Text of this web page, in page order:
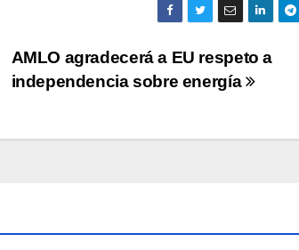
AMLO agradecerá a EU respeto a
independencia sobre energía